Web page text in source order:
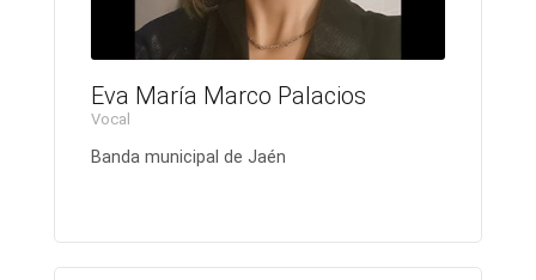
Eva María Marco Palacios
Vocal
Banda municipal de Jaén